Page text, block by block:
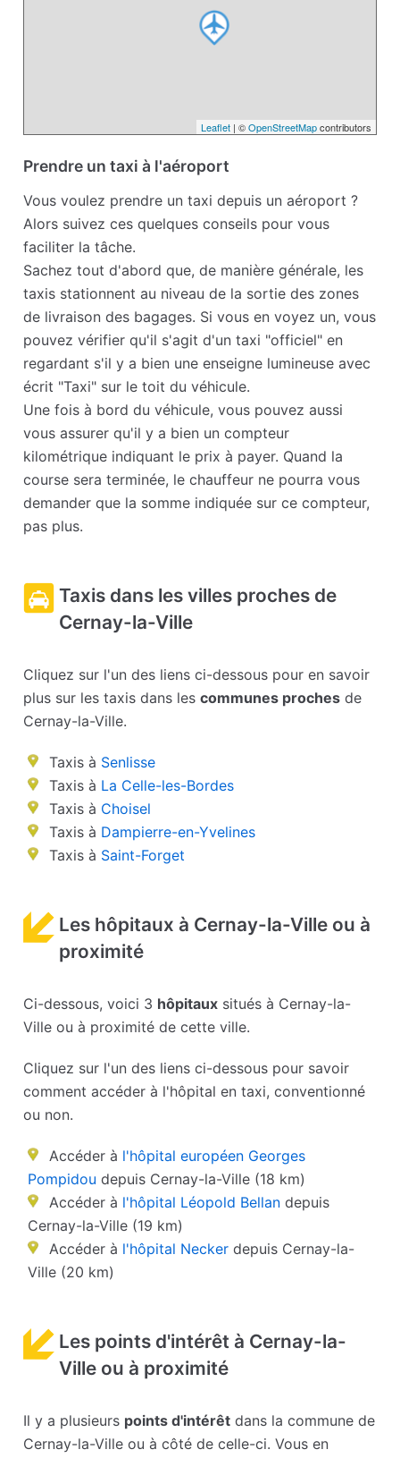
Leaflet| ©OpenStreetMapcontributors
Prendre un taxi à l'aéroport
Vous voulez prendre un taxi depuis un aéroport ?
Alors suivez ces quelques conseils pour vous
faciliter la tâche.
Sachez tout d'abord que, de manière générale, les
taxis stationnent au niveau de la sortie des zones
de livraison des bagages. Si vous en voyez un, vous
pouvez vérifier qu'il s'agit d'un taxi "officiel" en
regardant s'il y a bien une enseigne lumineuse avec
écrit "Taxi" sur le toit du véhicule.
Une fois à bord du véhicule, vous pouvez aussi
vous assurer qu'il y a bien un compteur
kilométrique indiquant le prix à payer. Quand la
course sera terminée, le chauffeur ne pourra vous
demander que la somme indiquée sur ce compteur,
pas plus.
Taxis dans les villes proches de
Cernay-la-Ville
Cliquez sur l'un des liens ci-dessous pour en savoir
plus sur les taxis dans lescommunes proches de
Cernay-la-Ville.
Taxis à Senlisse
Taxis à La Celle-les-Bordes
Taxis à Choisel
Taxis à Dampierre-en-Yvelines
Taxis à Saint-Forget
Les hôpitaux à Cernay-la-Ville ou à
proximité
Ci-dessous, voici 3 hôpitaux situés à Cernay-la-
Ville ou à proximité de cette ville.
Cliquez sur l'un des liens ci-dessous pour savoir
comment accéder à l'hôpital en taxi, conventionné
ou non.
Accéder à l'hôpital européen Georges
Pompidou depuis Cernay-la-Ville (18 km)
Accéder à l'hôpital Léopold Bellan depuis
Cernay-la-Ville (19 km)
Accéder à l'hôpital Necker depuis Cernay-la-
Ville (20 km)
Les points d'intérêt à Cernay-la-
Ville ou à proximité
Il y a plusieurs points d'intérêt dans la commune de
Cernay-la-Ville ou à côté de celle-ci. Vous en